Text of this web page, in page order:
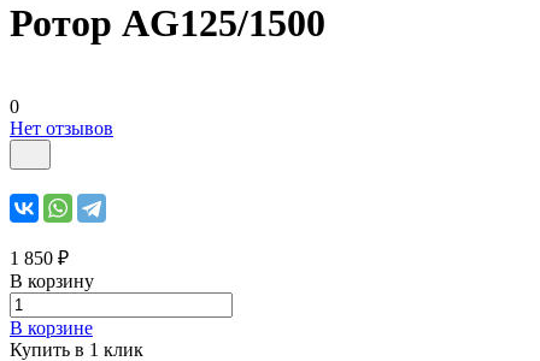
Ротор AG125/1500
0
Нет отзывов
1 850 ₽
В корзину
В корзине
Купить в 1 клик